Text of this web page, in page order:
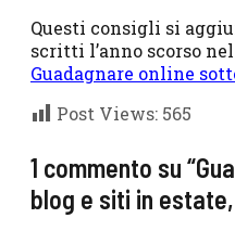
Questi consigli si
scritti l’anno scorso
Guadagnare online
Post Views: 565
1 commento su
blog e siti in